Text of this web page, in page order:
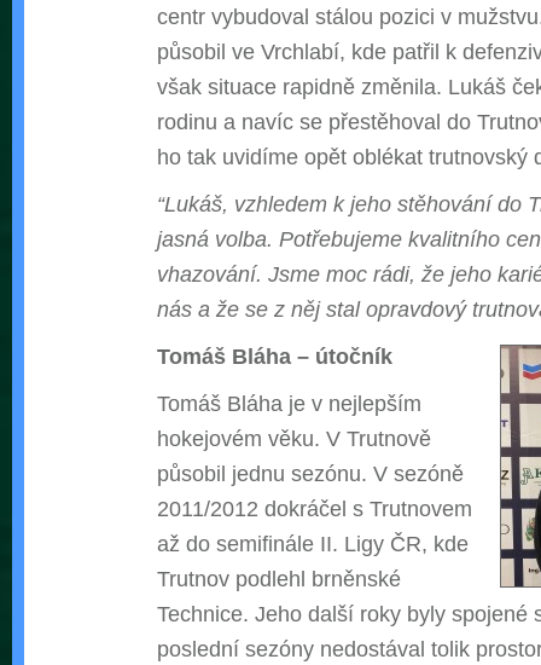
centr vybudoval stálou pozici v
působil ve Vrchlabí, kde patřil k
však situace rapidně změnila. Lukáš
rodinu a navíc se přestěhoval do
ho tak uvidíme opět oblékat trutnovský
“Lukáš, vzhledem k jeho stěhování do
jasná volba. Potřebujeme kvalitního
vhazování. Jsme moc rádi, že jeho
nás a že se z něj stal opravdový
Tomáš Bláha – útočník
Tomáš Bláha je v nejlepším
hokejovém věku. V Trutnově
působil jednu sezónu. V sezóně
2011/2012 dokráčel s Trutnovem
až do semifinále II. Ligy ČR, kde
Trutnov podlehl brněnské
Technice. Jeho další roky byly spojené
poslední sezóny nedostával tolik